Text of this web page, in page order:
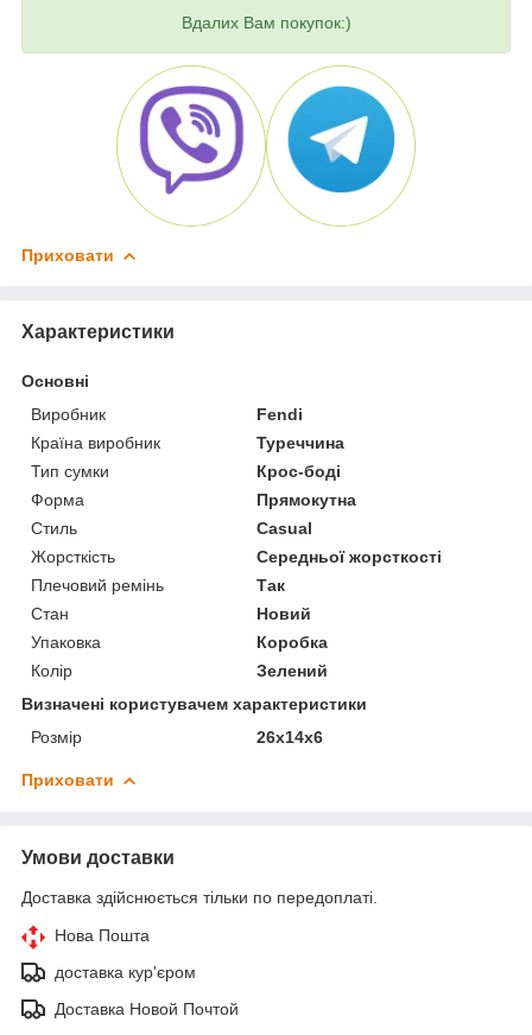
Вдалих Вам покупок:)
Приховати
Характеристики
Основні
Виробник
Fendi
Країна виробник
Туреччина
Тип сумки
Крос-боді
Форма
Прямокутна
Стиль
Casual
Жорсткість
Середньої жорсткості
Плечовий ремінь
Так
Стан
Новий
Упаковка
Коробка
Колір
Зелений
Визначені користувачем характеристики
Розмір
26х14х6
Приховати
Умови доставки
Доставка здійснюється тільки по передоплаті.
Нова Пошта
доставка кур'єром
Доставка Новой Почтой